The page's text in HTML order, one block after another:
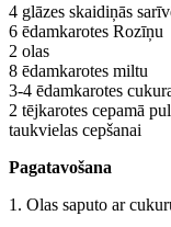
4 glāzes skaidiņās
6 ēdamkarotes Rozīņu
2 olas
8 ēdamkarotes miltu
3-4 ēdamkarotes
2 tējkarotes cepamā
taukvielas cepšanai
Pagatavošana
1. Olas saputo ar